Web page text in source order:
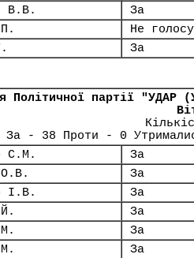
В.В.
За
Не
За
Політичної партії "УДАР
За - 38 Проти - 0
С.М.
За
О.В.
За
І.В.
За
За
За
За